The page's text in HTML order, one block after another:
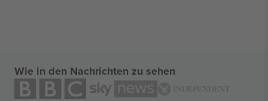
Wie in den Nachrichten zu sehen